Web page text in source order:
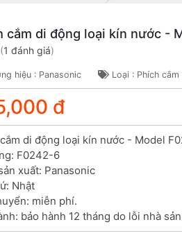
cắm di động loại kín nước -
(1 đánh giá)
hiệu : Panasonic Loại : Phích
đ
di động loại kín nước - Model
F0242-6
xuất: Panasonic
Nhật
miễn phí.
bảo hành 12 tháng do lỗi nhà